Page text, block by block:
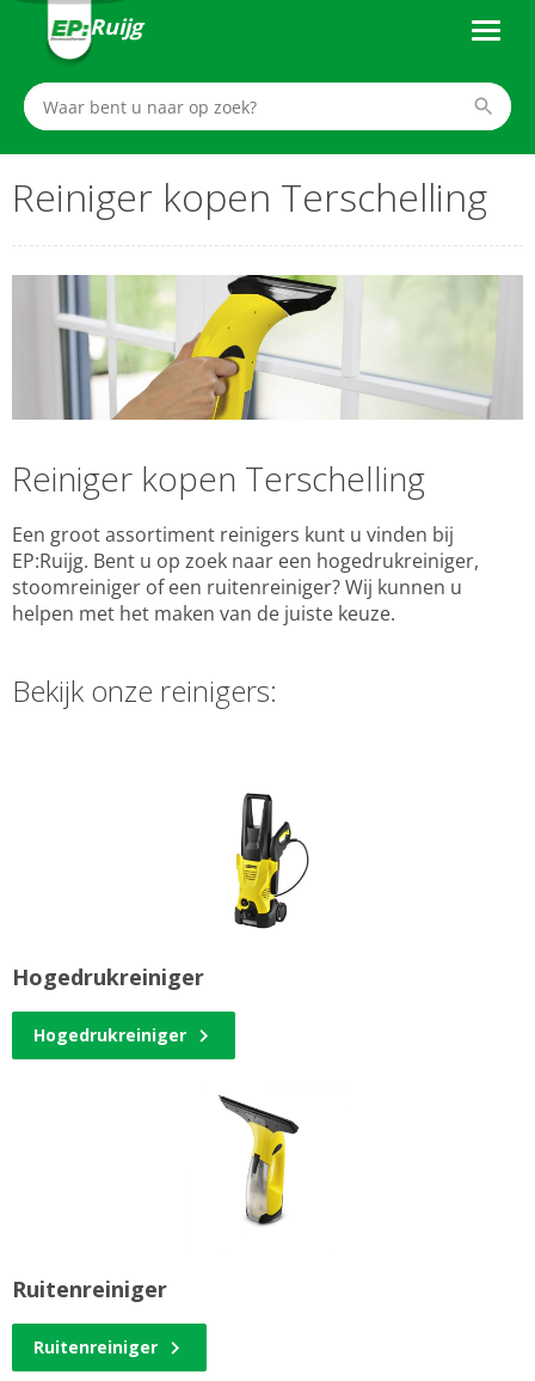
Ruijg
Reiniger kopen Terschelling
Reiniger kopen Terschelling
Een groot assortiment reinigers kunt u vinden bij
EP:Ruijg. Bent u op zoek naar een hogedrukreiniger,
stoomreiniger of een ruitenreiniger? Wij kunnen u
helpen met het maken van de juiste keuze.
Bekijk onze reinigers:
Hogedrukreiniger
Hogedrukreiniger
Ruitenreiniger
Ruitenreiniger